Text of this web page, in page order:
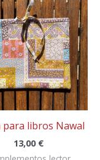
para libros Nawal
13,00 €